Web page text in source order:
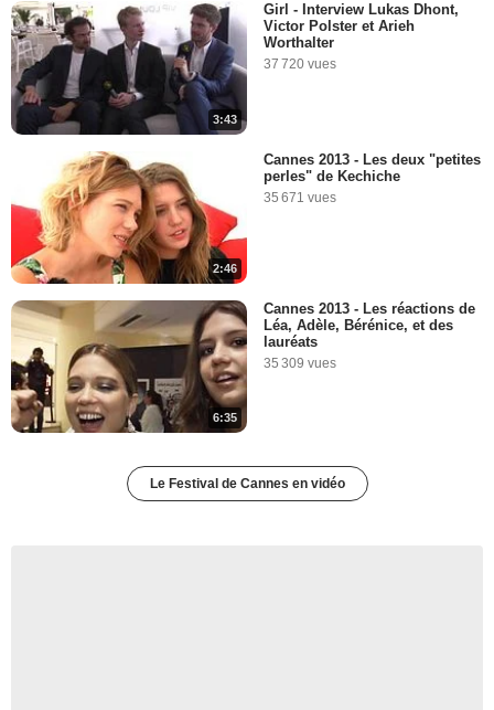
3:43
Girl - Interview Lukas Dhont,
Victor Polster et Arieh
Worthalter
37 720 vues
2:46
Cannes 2013 - Les deux "petites
perles" de Kechiche
35 671 vues
6:35
Cannes 2013 - Les réactions de
Léa, Adèle, Bérénice, et des
lauréats
35 309 vues
Le Festival de Cannes en vidéo